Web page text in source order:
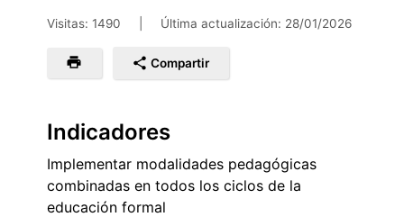
Visitas: 1490 Última actualización: 28/01/2026
Compartir
Indicadores
Implementar modalidades pedagógicas
combinadas en todos los ciclos de la
educación formal